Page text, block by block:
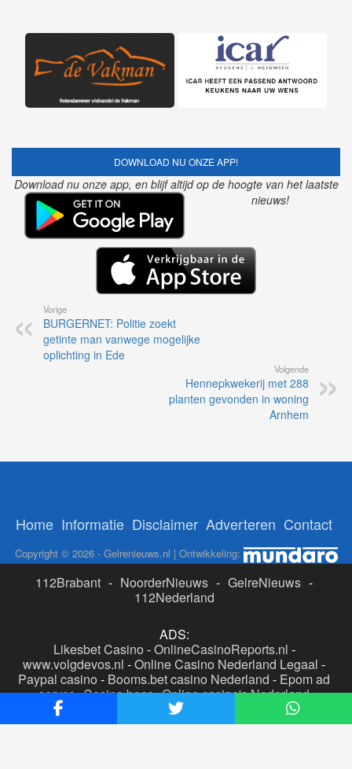
DOWNLOAD NU ONZE APP!
Download nu onze app, en blijf altijd op de hoogte van het laatste
nieuws!
Vorige
BURGERNET: Politie zoekt
getinte man vanwege mogelijke
oplichting in Ede
Volgende
Hennepkwekerij met 288
planten gevonden in woning
Arnhem
Home Informatie Disclaimer Adverteren Contact
Copyright © 2026 - Gelrenieuws.nl | Ontwikkeling:
112Brabant - NoorderNieuws - GelreNieuws -
112Nederland
ADS:
Likesbet Casino -OnlineCasinoReports.nl -
www.volgdevos.nl -Online Casino Nederland Legaal -
Paypal casino - Booms.bet casino Nederland - Epom ad
server-Casino boer-Online casino's Nederland